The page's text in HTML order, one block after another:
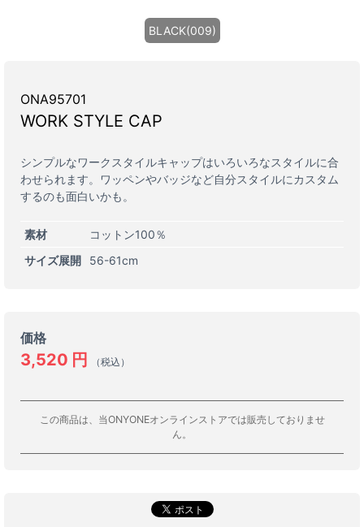
BLACK(009)
ONA95701
WORK STYLE CAP
シンプルなワークスタイルキャップはいろいろなスタイルに合
わせられます。ワッペンやバッジなど自分スタイルにカスタム
するのも面白いかも。
素材
コットン100％
サイズ展開
56-61cm
価格
3,520 円 （税込）
この商品は、当ONYONEオンラインストアでは販売しておりませ
ん。